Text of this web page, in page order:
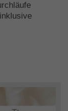
inklusive